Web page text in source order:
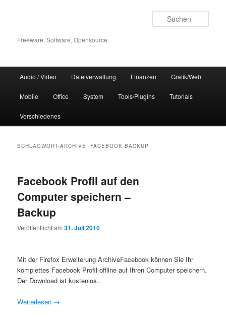
wechselnFreeware, Software, Opensource
Audio / Video Dateiverwaltung Finanzen Grafik/Web
Mobile Office System Tools/Plugins Tutorials
Verschiedenes
SCHLAGWORT-ARCHIVE: FACEBOOK BACKUP
Facebook Profil auf den
Computer speichern –
Backup
Veröffentlicht am31. Juli 2010
Mit der Firefox Erweiterung ArchiveFacebook können Sie Ihr
komplettes Facebook Profil offline auf Ihren Computer speichern.
Der Download ist kostenlos..
Weiterlesen →